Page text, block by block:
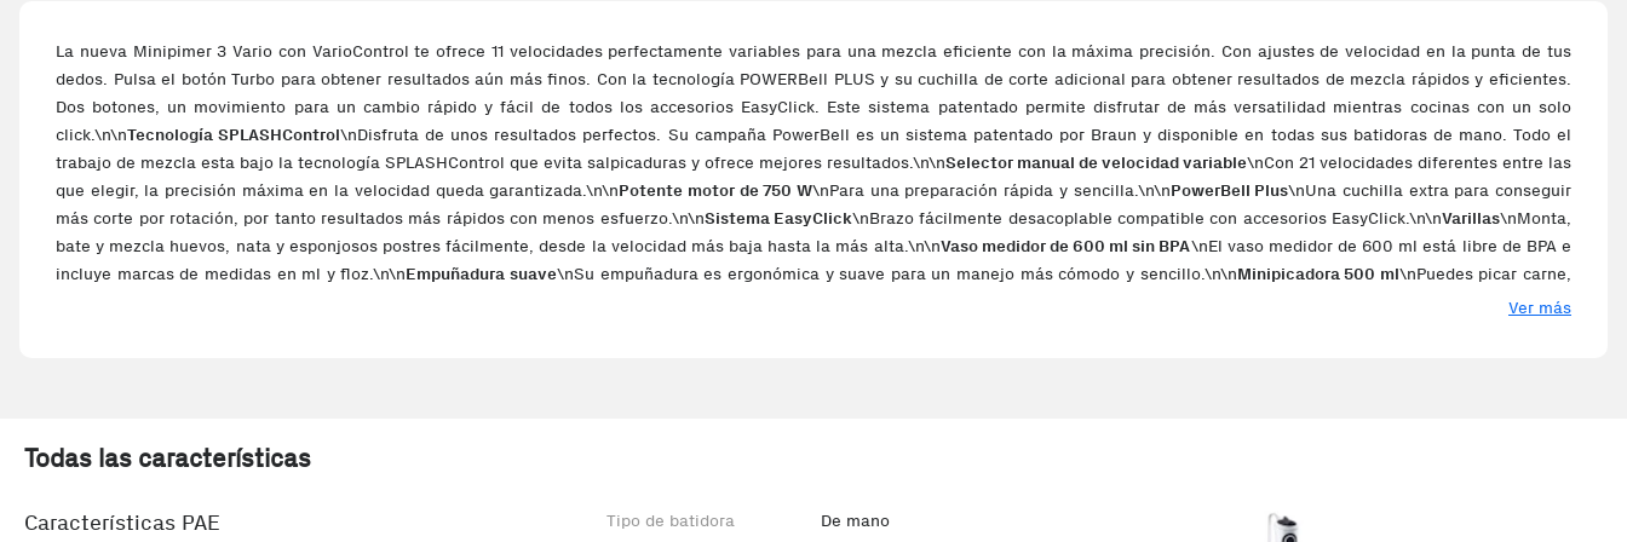
La nueva Minipimer 3 Vario con VarioControl te ofrece 11 velocidades perfectamente variables para una mezcla eficiente con la máxima precisión. Con ajustes de velocidad en la punta de tus
dedos. Pulsa el botón Turbo para obtener resultados aún más finos. Con la tecnología POWERBell PLUS y su cuchilla de corte adicional para obtener resultados de mezcla rápidos y eficientes.
Dos botones, un movimiento para un cambio rápido y fácil de todos los accesorios EasyClick. Este sistema patentado permite disfrutar de más versatilidad mientras cocinas con un solo
click.\n\nTecnología SPLASHControl\nDisfruta de unos resultados perfectos. Su campaña PowerBell es un sistema patentado por Braun y disponible en todas sus batidoras de mano. Todo el
trabajo de mezcla esta bajo la tecnología SPLASHControl que evita salpicaduras y ofrece mejores resultados.\n\nSelector manual de velocidad variable\nCon 21 velocidades diferentes entre las
que elegir, la precisión máxima en la velocidad queda garantizada.\n\nPotente motor de 750 W\nPara una preparación rápida y sencilla.\n\nPowerBell Plus\nUna cuchilla extra para conseguir
más corte por rotación, por tanto resultados más rápidos con menos esfuerzo.\n\nSistema EasyClick\nBrazo fácilmente desacoplable compatible con accesorios EasyClick.\n\nVarillas\nMonta,
bate y mezcla huevos, nata y esponjosos postres fácilmente, desde la velocidad más baja hasta la más alta.\n\nVaso medidor de 600 ml sin BPA\nEl vaso medidor de 600 ml está libre de BPA e
incluye marcas de medidas en ml y floz.\n\nEmpuñadura suave\nSu empuñadura es ergonómica y suave para un manejo más cómodo y sencillo.\n\nMinipicadora 500 ml\nPuedes picar carne,
\nCon el accesorio Picadora de 500ml de Minipimer, podrás picar carne, rallar
Ver más
Todas las características
Características PAE Tipo de batidora De mano